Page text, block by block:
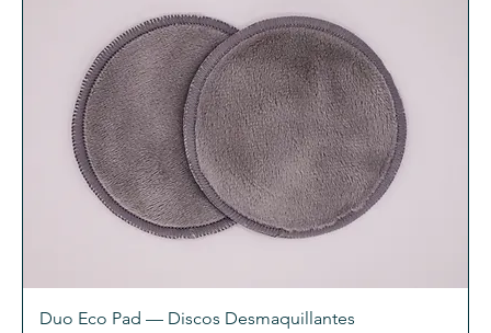
Duo Eco Pad — Discos Desmaquillantes